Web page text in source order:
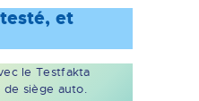
et
le Testfakta
siège auto.